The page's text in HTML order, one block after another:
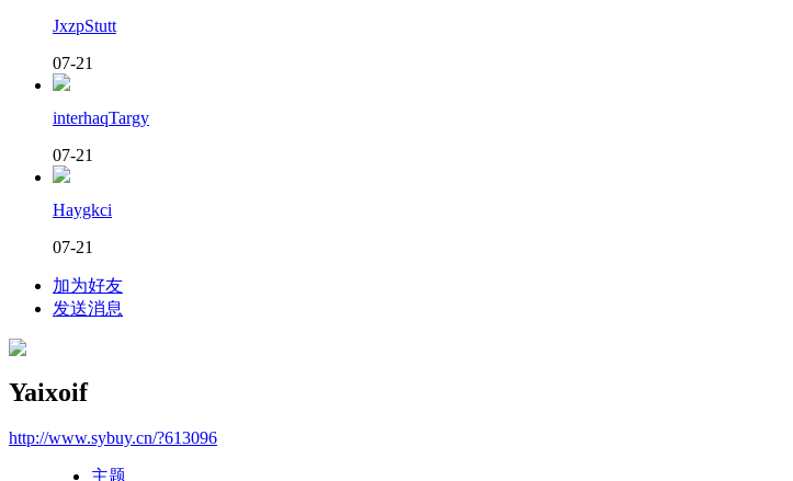
JxzpStutt
07-21
interhaqTargy
07-21
Haygkci
07-21
加为好友
发送消息
Yaixoif
http://www.sybuy.cn/?613096
主题